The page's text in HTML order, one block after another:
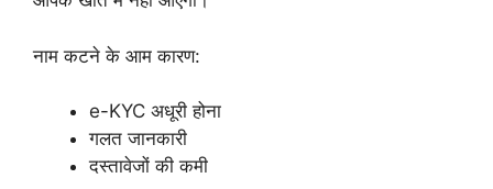
नाम कटने के आम कारण:
e-KYC अधूरी होना
गलत जानकारी
दस्तावेजों की कमी